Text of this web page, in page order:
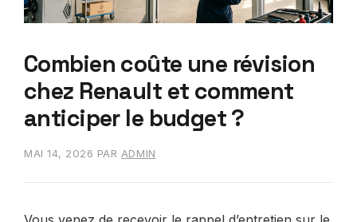
Combien coûte une révision
chez Renault et comment
anticiper le budget ?
MAI 14, 2026 PAR ADMIN